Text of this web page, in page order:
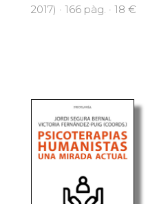
2017) · 166 pàg. · 18 €